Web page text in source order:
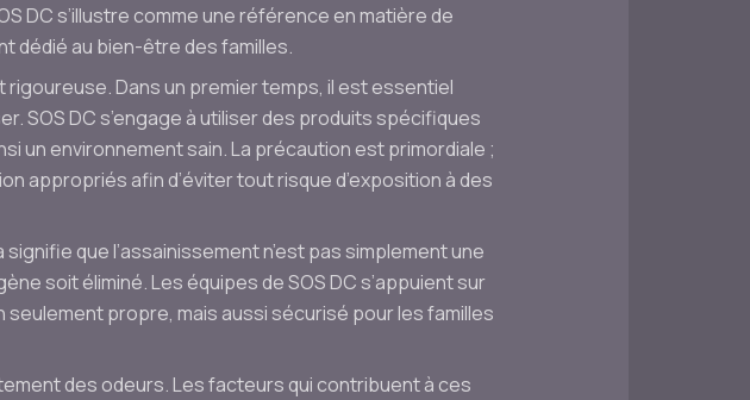
DC s’illustre comme une référence en matière de
dédié au bien-être des familles.
Dans un premier temps, il est essentiel
SOS DC s’engage à utiliser des produits spécifiques
un environnement sain. La précaution est primordiale ;
appropriés afin d’éviter tout risque d’exposition à des
que l’assainissement n’est pas simplement une
soit éliminé. Les équipes de SOS DC s’appuient sur
propre, mais aussi sécurisé pour les familles
des odeurs. Les facteurs qui contribuent à ces